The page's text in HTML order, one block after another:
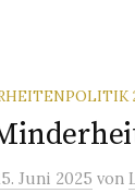
Juni 2025 von